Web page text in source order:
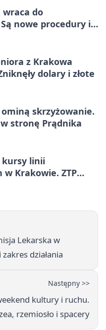
do
nowe procedury i
z Krakowa
dolary i złote
skrzyżowanie.
stronę Prądnika
kursy linii
Krakowie. ZTP
Lekarska w
działania
Następny >>
kultury i ruchu.
rzemiosło i spacery